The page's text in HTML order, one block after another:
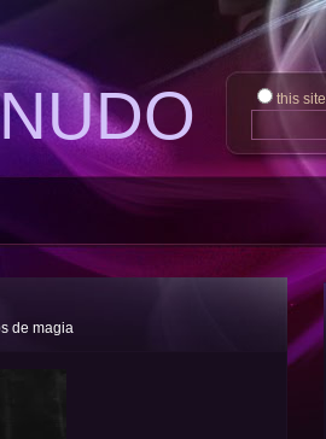
this site
de magia